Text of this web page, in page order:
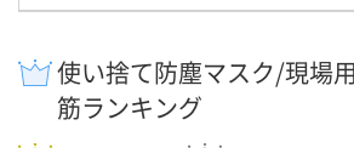
使い捨て防塵マスク/現場
筋ランキング